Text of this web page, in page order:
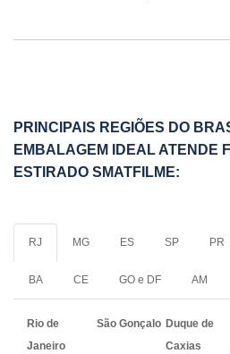
PRINCIPAIS REGIÕES DO
EMBALAGEM IDEAL ATENDE
ESTIRADO SMATFILME:
RJ MG ES SP PR
BA CE GO e DF AM
Rio de
Janeiro
São Gonçalo Duque de
Caxias